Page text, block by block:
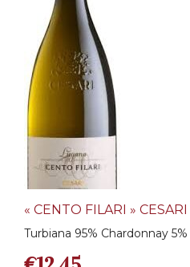
« CENTO FILARI »
Turbiana 95% Chardonnay 5%